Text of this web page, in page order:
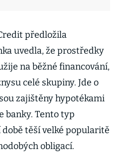
předložila
uvedla, že prostředky
na běžné financování,
celé skupiny. Jde o
zajištěny hypotékami
banky. Tento typ
těší velké popularitě
obligací.